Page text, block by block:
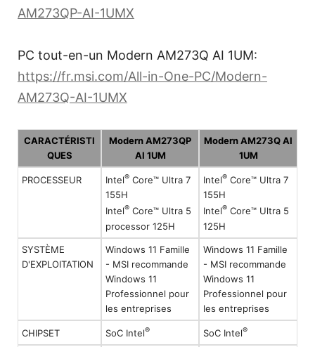
AM273QP-AI-1UMX
PC tout-en-un Modern AM273Q AI 1UM:
https://fr.msi.com/All-in-One-PC/Modern-
AM273Q-AI-1UMX
CARACTÉRISTI
QUES
Modern AM273QP
AI 1UM
Modern AM273Q AI
1UM
PROCESSEUR Intel® Core™ Ultra 7
155H
Intel® Core™ Ultra 5
processor 125H
Intel® Core™ Ultra 7
155H
Intel® Core™ Ultra 5
125H
SYSTÈME
D'EXPLOITATION
Windows 11 Famille
- MSI recommande
Windows 11
Professionnel pour
les entreprises
Windows 11 Famille
- MSI recommande
Windows 11
Professionnel pour
les entreprises
CHIPSET SoC Intel® SoC Intel®